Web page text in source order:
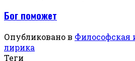
Бог поможет
Опубликовано в Философская
лирика
Теги